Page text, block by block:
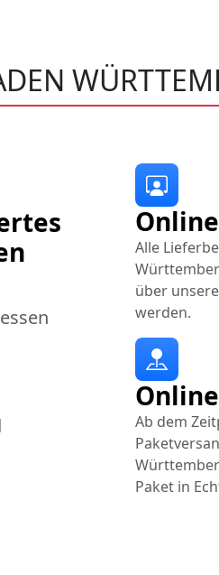
Alle
über
werden.
Ab dem
Paket in